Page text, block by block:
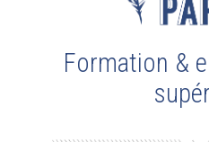
Formation &